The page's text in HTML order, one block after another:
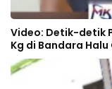
Video: Detik-detik
Kg di Bandara